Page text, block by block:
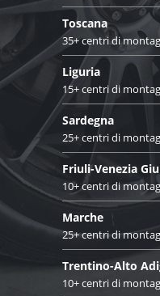
Toscana
35+ centri di
Liguria
15+ centri di
Sardegna
25+ centri di
Friuli-Venezia
10+ centri di
Marche
25+ centri di
Trentino-Alto
10+ centri di